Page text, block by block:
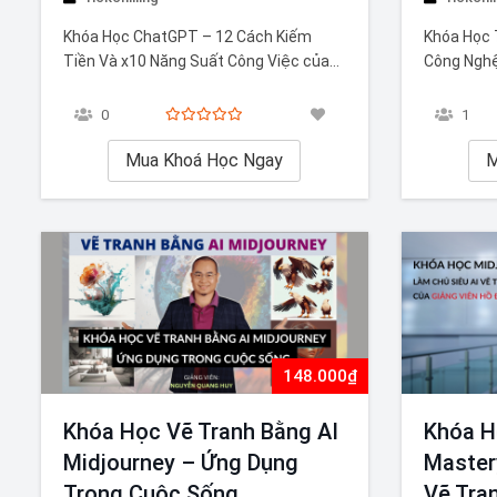
Khóa Học ChatGPT – 12 Cách Kiếm
Tiền Và x10 Năng Suất Công Việc của
ChatGPT – 12 Cách Kiếm Tiền Và x10
Nguyễn Văn Lâm sẽ giúp bạn khám phá
những phương pháp hiệu quả…
0
Mua Khoá Học Ngay
Khóa
Công
để bạn
của AI
1
148.000₫
Khóa Học Vẽ Tranh Bằng AI
Midjourney – Ứng Dụng
Khóa